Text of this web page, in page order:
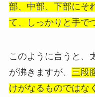
部、中部、下部にそ
て、しっかりと手で
このように言うと、
が沸きますが、 三段
けがなるものではな